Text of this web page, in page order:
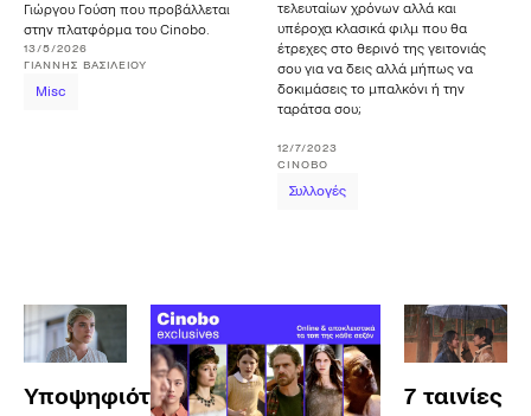
Γιώργου Γούση που προβάλλεται
στην πλατφόρμα του Cinobo.
13/5/2026
ΓΙΆΝΝΗΣ ΒΑΣΙΛΕΊΟΥ
Misc
τελευταίων χρόνων αλλά και
υπέροχα κλασικά φιλμ που θα
έτρεχες στο θερινό της γειτονιάς
σου για να δεις αλλά μήπως να
δοκιμάσεις το μπαλκόνι ή την
ταράτσα σου;
12/7/2023
CINOBO
Συλλογές
Υποψηφιότητες
7 ταινίες